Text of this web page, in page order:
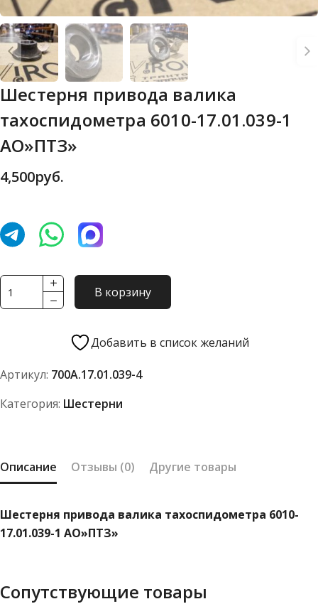
Шестерня привода валика
тахоспидометра 6010-17.01.039-1
АО»ПТЗ»
4,500руб.
Количество
товара
тахоспидометра
17.01.039-
В корзину
Добавить в список желаний
Артикул: 700А.17.01.039-4
Категория: Шестерни
Описание Отзывы (0) Другие товары
Шестерня привода валика тахоспидометра 6010-
17.01.039-1 АО»ПТЗ»
Сопутствующие товары